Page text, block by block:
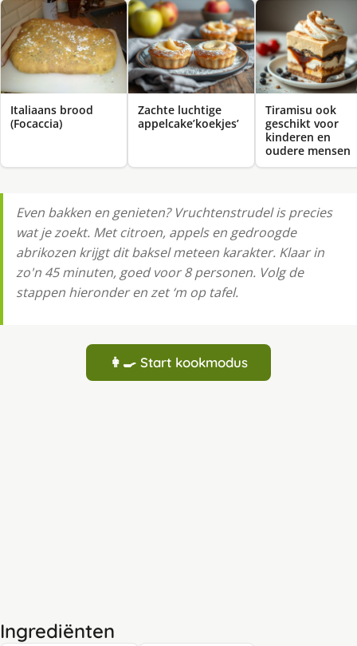
Italiaans brood
(Focaccia)
Zachte luchtige
appelcake’koekjes’
Tiramisu ook
geschikt voor
kinderen en
oudere mensen
Even bakken en genieten? Vruchtenstrudel is precies
wat je zoekt. Met citroen, appels en gedroogde
abrikozen krijgt dit baksel meteen karakter. Klaar in
zo'n 45 minuten, goed voor 8 personen. Volg de
stappen hieronder en zet ‘m op tafel.
👩‍🍳 Start kookmodus
Ingrediënten